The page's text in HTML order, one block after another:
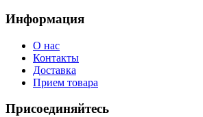
Информация
О нас
Контакты
Доставка
Прием товара
Присоединяйтесь